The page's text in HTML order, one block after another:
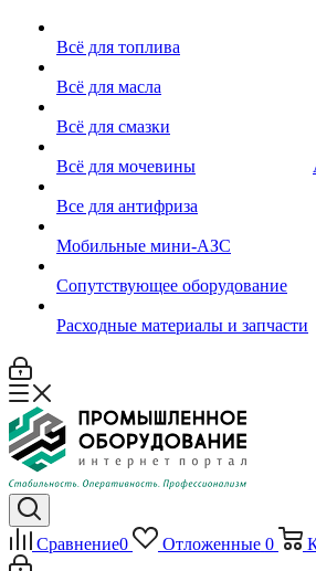
Всё для топлива
Всё для масла
Всё для смазки
Всё для мочевины
Все для антифриза
Мобильные мини-АЗС
Сопутствующее оборудование
Расходные материалы и запчасти
Сравнение0 Отложенные 0